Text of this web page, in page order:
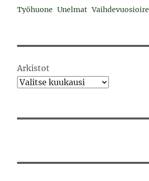
Työhuone Unelmat
Arkistot